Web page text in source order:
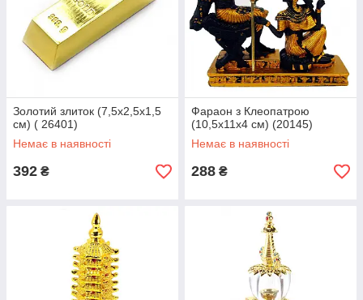
Золотий злиток (7,5х2,5х1,5
см) ( 26401)
Немає в наявності
392 ₴
Фараон з Клеопатрою
(10,5х11х4 см) (20145)
Немає в наявності
288 ₴